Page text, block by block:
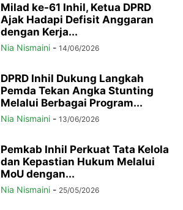
Milad ke-61 Inhil, Ketua DPRD
Ajak Hadapi Defisit Anggaran
dengan Kerja...
Nia Nismaini - 14/06/2026
DPRD Inhil Dukung Langkah
Pemda Tekan Angka Stunting
Melalui Berbagai Program...
Nia Nismaini - 13/06/2026
Pemkab Inhil Perkuat Tata Kelola
dan Kepastian Hukum Melalui
MoU dengan...
Nia Nismaini - 25/05/2026